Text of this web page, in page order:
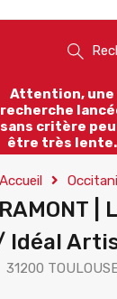
Attention, une
recherche
sans critère
être très lente.
Accueil
|
Idéal
31200